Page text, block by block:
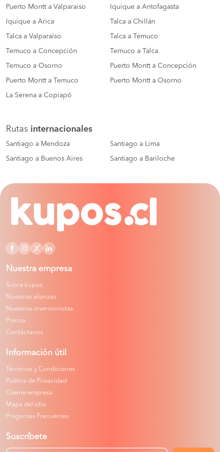
Puerto Montt a Valparaiso Iquique a Antofagasta
Iquique a Arica Talca a Chillán
Talca a Valparaíso Talca a Temuco
Temuco a Concepción Temuco a Talca
Temuco a Osorno Puerto Montt a Concepción
Puerto Montt a Temuco Puerto Montt a Osorno
La Serena a Copiapó
Rutas internacionales
Santiago a Mendoza Santiago a Lima
Santiago a Buenos Aires Santiago a Bariloche
Nuestra empresa
Sobre kupos
Nuestras alianzas
Nuestros inversionistas
Prensa
Contáctanos
Información útil
Términos y Condiciones
Política de Privacidad
Cliente empresa
Mapa del sitio
Preguntas Frecuentes
Suscríbete